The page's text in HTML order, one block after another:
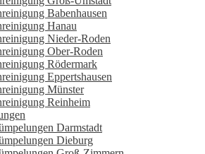
Babenhausen
Hanau
Nieder-Roden
Ober-Roden
Rödermark
Eppertshausen
Münster
Reinheim
Darmstadt
Dieburg